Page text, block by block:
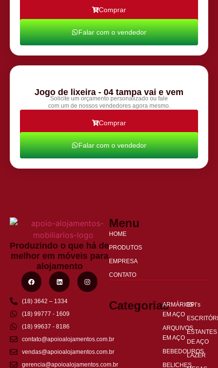
Comprar
Falar com o vendedor
Jogo de lixeira - 04 tampa vai e vem
Solicite um orçamento personalizado ou fale
com um de nossos vendedores agora mesmo.
Comprar
Falar com o vendedor
Produzindo o que há de
melhor em móveis para
alojamento
(18) 3642 – 1334
(18) 99777 - 1609
(18) 99637 - 8186
contato@apoioalojamentos.com.br
vendas@apoioalojamentos.com.br
gerencia@apoioalojamentos.com.br
Menu
HOME
PRODUTOS
EMPRESA
CONTATO
CategoriasARMÁRIOS
EM AÇO
ARQUIVOS
EM AÇO
BEBEDOUROS
BELICHES
EPI’s
ESTANTES
DE AÇO
LAZER